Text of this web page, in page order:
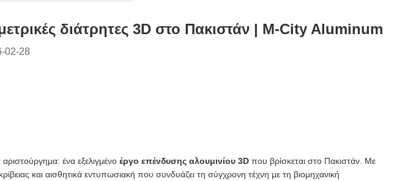
διάτρητες 3D στο Πακιστάν | M-City Aluminum
02-28
ένα εξελιγμένο έργο επένδυσης αλουμινίου 3D που βρίσκεται στο Πακιστάν. Με
και αισθητικά εντυπωσιακή που συνδυάζει τη σύγχρονη τέχνη με τη βιομηχανική